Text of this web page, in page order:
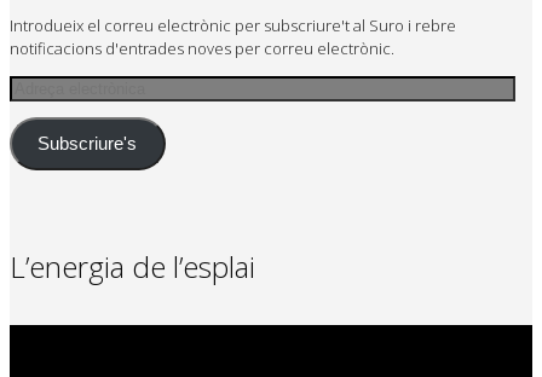
Introdueix el correu electrònic per subscriure't al Suro i rebre
notificacions d'entrades noves per correu electrònic.
Subscriure's
L’energia de l’esplai